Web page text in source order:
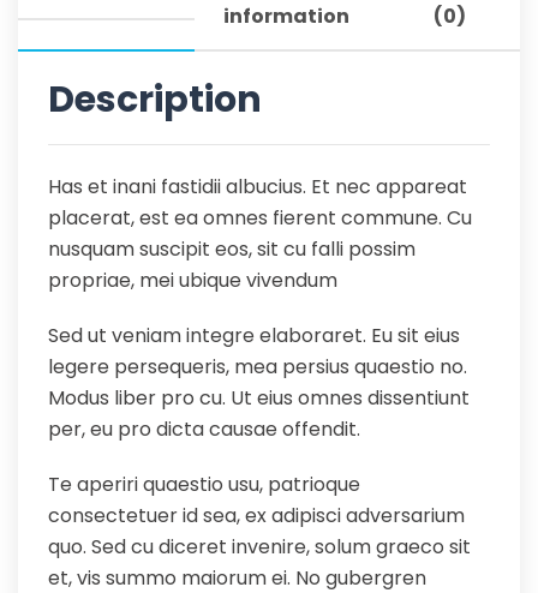
information
(0)
Description
Has et inani fastidii albucius. Et nec appareat
placerat, est ea omnes fierent commune. Cu
nusquam suscipit eos, sit cu falli possim
propriae, mei ubique vivendum
Sed ut veniam integre elaboraret. Eu sit eius
legere persequeris, mea persius quaestio no.
Modus liber pro cu. Ut eius omnes dissentiunt
per, eu pro dicta causae offendit.
Te aperiri quaestio usu, patrioque
consectetuer id sea, ex adipisci adversarium
quo. Sed cu diceret invenire, solum graeco sit
et, vis summo maiorum ei. No gubergren